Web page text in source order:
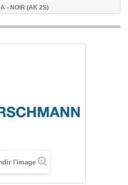
- NOIR (AK 2S)
l'image